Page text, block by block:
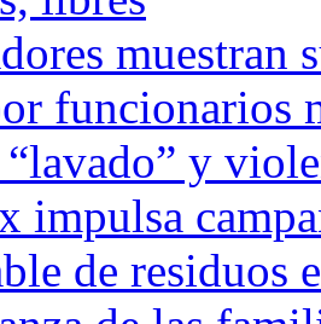
muestran
funcionarios
“lavado” y
impulsa
de residuos